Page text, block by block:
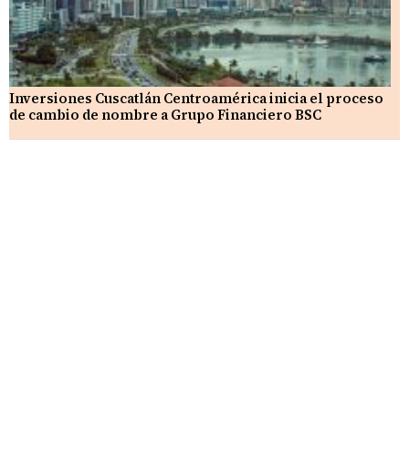
Inversiones Cuscatlán Centroamérica inicia el proceso
de cambio de nombre a Grupo Financiero BSC